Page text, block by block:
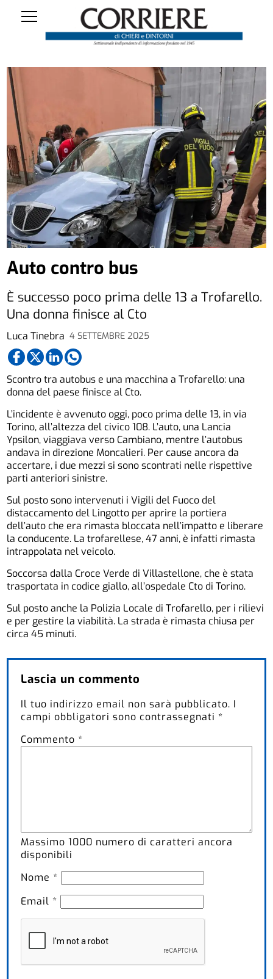
Luca Tinebra 4 SETTEMBRE 2025
Auto contro bus
È successo poco prima delle 13 a Trofarello.
Una donna finisce al Cto
Scontro tra autobus e una macchina a Trofarello: una
donna del paese finisce al Cto.
L’incidente è avvenuto oggi, poco prima delle 13, in via
Torino, all’altezza del civico 108. L’auto, una Lancia
Ypsilon, viaggiava verso Cambiano, mentre l’autobus
andava in direzione Moncalieri. Per cause ancora da
accertare, i due mezzi si sono scontrati nelle rispettive
parti anteriori sinistre.
Sul posto sono intervenuti i Vigili del Fuoco del
distaccamento del Lingotto per aprire la portiera
dell’auto che era rimasta bloccata nell’impatto e liberare
la conducente. La trofarellese, 47 anni, è infatti rimasta
intrappolata nel veicolo.
Soccorsa dalla Croce Verde di Villastellone, che è stata
trasportata in codice giallo, all’ospedale Cto di Torino.
Sul posto anche la Polizia Locale di Trofarello, per i rilievi
e per gestire la viabilità. La strada è rimasta chiusa per
circa 45 minuti.
Lascia un commento
Il tuo indirizzo email non sarà pubblicato. I
campi obbligatori sono contrassegnati *
Commento *
Massimo1000 numero di caratteri ancora
disponibili
Nome *
Email *